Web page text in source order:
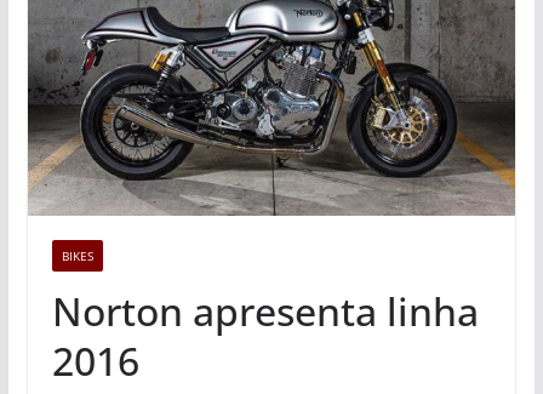
BIKES
Norton apresenta linha
2016